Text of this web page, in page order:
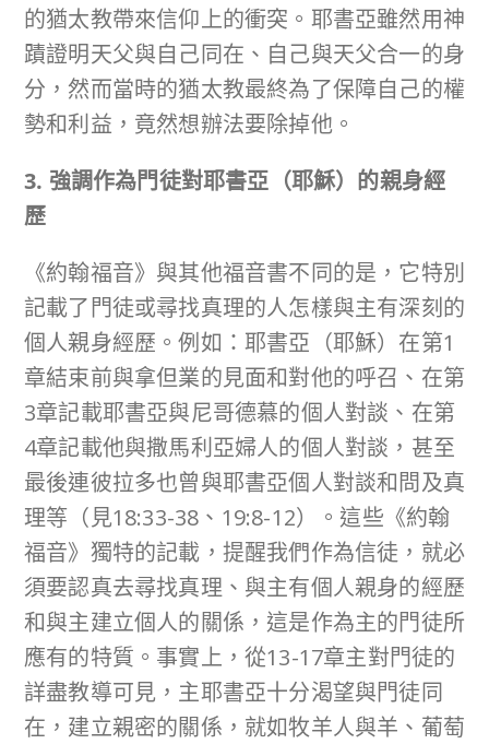
的猶太教帶來信仰上的衝突。耶書亞雖然用神
蹟證明天父與自己同在、自己與天父合一的身
分，然而當時的猶太教最終為了保障自己的權
勢和利益，竟然想辦法要除掉他。
3. 強調作為門徒對耶書亞（耶穌）的親身經
歷
《約翰福音》與其他福音書不同的是，它特別
記載了門徒或尋找真理的人怎樣與主有深刻的
個人親身經歷。例如：耶書亞（耶穌）在第1
章結束前與拿但業的見面和對他的呼召、在第
3章記載耶書亞與尼哥德慕的個人對談、在第
4章記載他與撒馬利亞婦人的個人對談，甚至
最後連彼拉多也曾與耶書亞個人對談和問及真
理等（見18:33-38、19:8-12）。這些《約翰
福音》獨特的記載，提醒我們作為信徒，就必
須要認真去尋找真理、與主有個人親身的經歷
和與主建立個人的關係，這是作為主的門徒所
應有的特質。事實上，從13-17章主對門徒的
詳盡教導可見，主耶書亞十分渴望與門徒同
在，建立親密的關係，就如牧羊人與羊、葡萄